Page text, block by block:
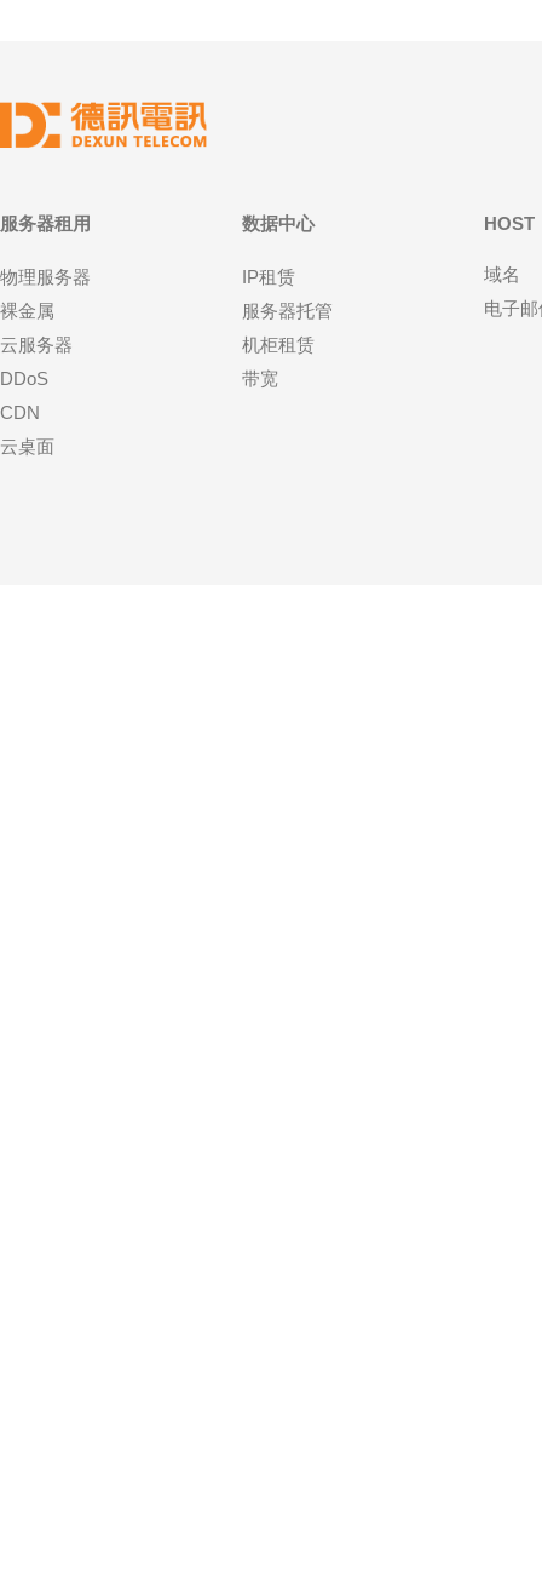
服务器租用
物理服务器
裸金属
云服务器
DDoS
CDN
云桌面
数据中心
IP租赁
服务器托管
机柜租赁
带宽
HOST
域名
电子